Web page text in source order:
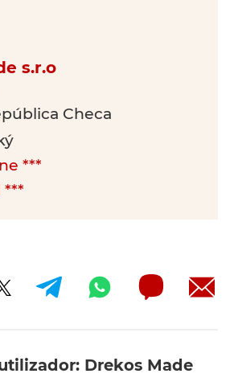
s.r.o
Checa
***
***
Drekos Made